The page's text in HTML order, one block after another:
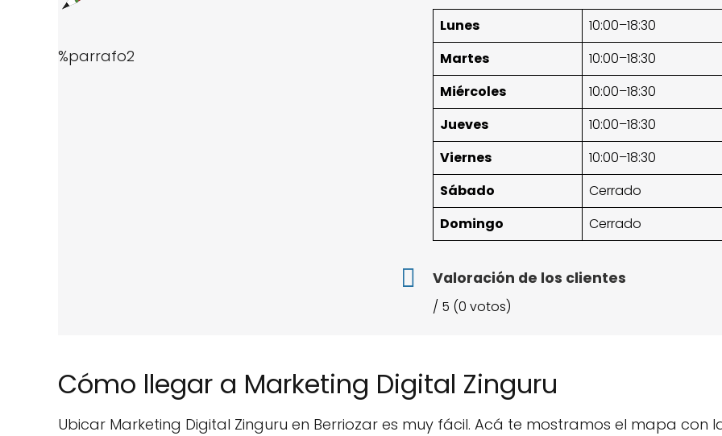
%parrafo2
Lunes
10:00–18:30
Martes
10:00–18:30
Miércoles
10:00–18:30
Jueves
10:00–18:30
Viernes
10:00–18:30
Sábado
Cerrado
Domingo
Cerrado
Valoración de los clientes
/ 5 (0 votos)
Cómo llegar a Marketing Digital Zinguru
Ubicar Marketing Digital Zinguru en Berriozar es muy fácil. Acá te mostramos el mapa con